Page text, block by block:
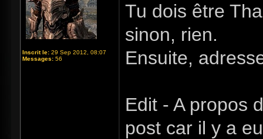
Inscrit le: 29 Sep 2012, 08:07
Messages: 56
Tu dois être
sinon, rien.
Ensuite,
Edit - A propos
post car il y a